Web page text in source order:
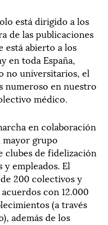
está dirigido a los
de las publicaciones
está abierto a los
en toda España,
no universitarios, el
numeroso en nuestro
médico.
en colaboración
grupo
clubes de fidelización
empleados. El
200 colectivos y
con 12.000
(a través
además de los